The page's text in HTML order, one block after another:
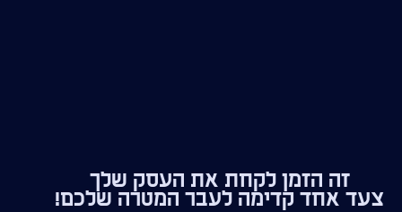
זה הזמן לקחת את העסק שלך
צעד אחד קדימה לעבר המטרה שלכם!